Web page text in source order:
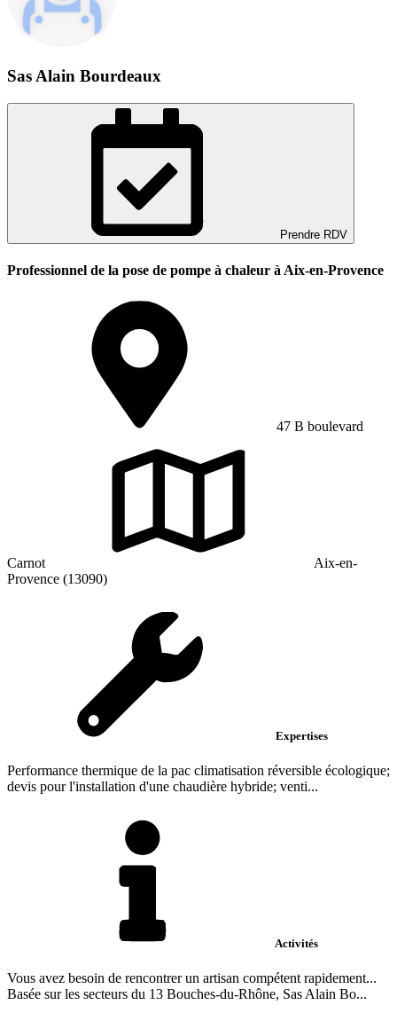
Sas Alain Bourdeaux
Prendre RDV
Professionnel de la pose de pompe à chaleur à Aix-en-Provence
47 B boulevard
Carnot
Aix-en-
Provence (13090)
Expertises
Performance thermique de la pac climatisation réversible écologique;
devis pour l'installation d'une chaudière hybride; venti...
Activités
Vous avez besoin de rencontrer un artisan compétent rapidement...
Basée sur les secteurs du 13 Bouches-du-Rhône, Sas Alain Bo...